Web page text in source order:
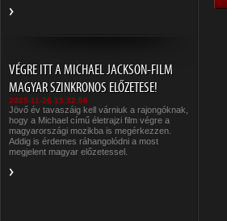
VÉGRE ITT A MICHAEL JACKSON-FILM
MAGYAR SZINKRONOS ELŐZETESE!
2025-11-26 15:32:58
Jövő év tavaszáig kell várniuk a rajongóknak,
hogy a Michael című életrajzi film végre a
magyarországi mozikba is megérkezzen.
Addig is érdemes ráhangolódni a most
megjelent magyar előzetessel.